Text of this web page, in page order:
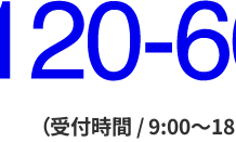
（受付時間 / 9:00～